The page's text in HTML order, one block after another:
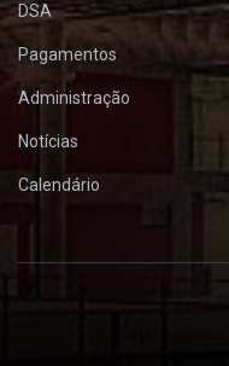
DSA
Pagamentos
Administração
Notícias
Calendário